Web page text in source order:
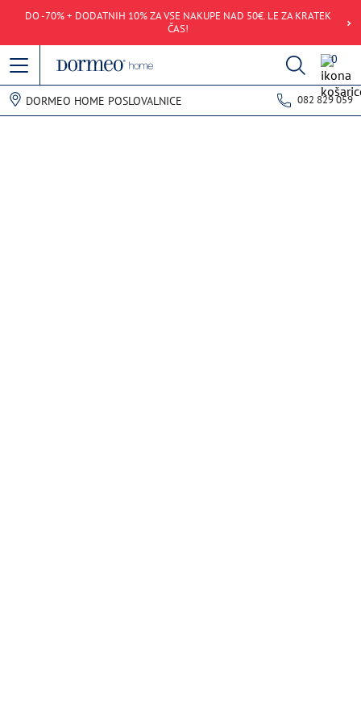
DO -70% + DODATNIH 10% ZA VSE NAKUPE NAD 50€. LE ZA KRATEK
ČAS!
0
DORMEO HOME POSLOVALNICE 082 829 059